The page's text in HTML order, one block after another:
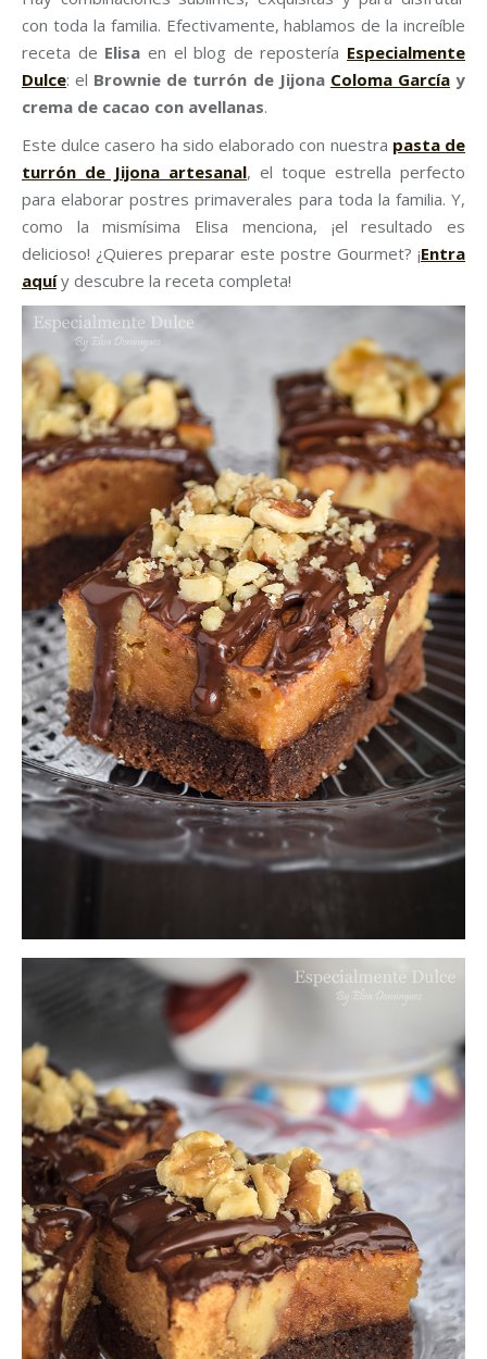
con toda la familia. Efectivamente, hablamos de la increíble
receta de Elisa en el blog de repostería Especialmente
Dulce: el Brownie de turrón de Jijona Coloma Garcíay
crema de cacao con avellanas.
Este dulce casero ha sido elaborado con nuestra pasta de
turrón de Jijona artesanal, el toque estrella perfecto
para elaborar postres primaverales para toda la familia. Y,
como la mismísima Elisa menciona, ¡el resultado es
delicioso! ¿Quieres preparar este postre Gourmet? ¡Entra
aquí y descubre la receta completa!